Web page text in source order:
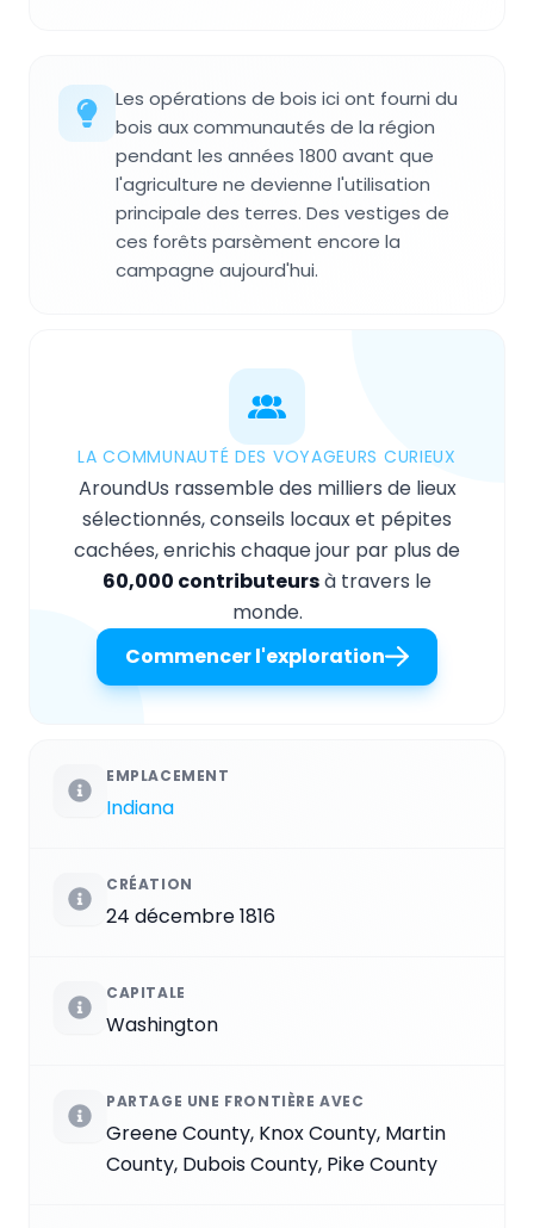
Les opérations de bois ici ont fourni du
bois aux communautés de la région
pendant les années 1800 avant que
l'agriculture ne devienne l'utilisation
principale des terres. Des vestiges de
ces forêts parsèment encore la
campagne aujourd'hui.
LA COMMUNAUTÉ DES VOYAGEURS CURIEUX
AroundUs rassemble des milliers de lieux
sélectionnés, conseils locaux et pépites
cachées, enrichis chaque jour par plus de
60,000 contributeursà travers le
monde.
Commencer l'exploration
EMPLACEMENT
Indiana
CRÉATION
24 décembre 1816
CAPITALE
Washington
PARTAGE UNE FRONTIÈRE AVEC
Greene County, Knox County, Martin
County, Dubois County, Pike County